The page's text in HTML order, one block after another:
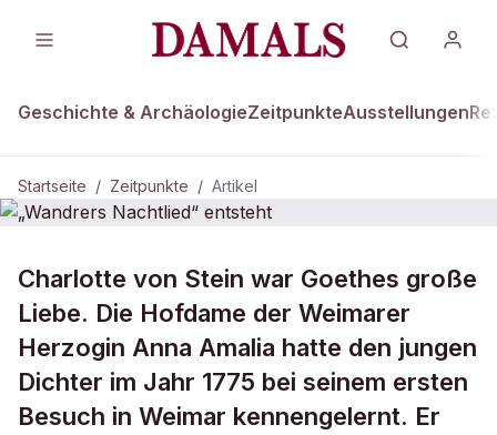
Geschichte & ArchäologieZeitpunkteAusstellungen
Startseite / Zeitpunkte / Artikel
„Wandrers Nachtlied“ entsteht
Charlotte von Stein war Goethes große
Liebe. Die Hofdame der Weimarer
Herzogin Anna Amalia hatte den jungen
Dichter im Jahr 1775 bei seinem ersten
Besuch in Weimar kennengelernt. Er